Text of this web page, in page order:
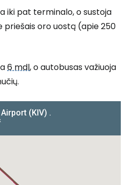
iki pat terminalo, o sustoja
priešais oro uostą (apie 250
6 mdl, o autobusas važiuoja